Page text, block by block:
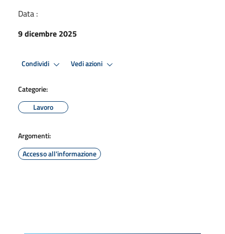
Data :
9 dicembre 2025
Condividi Vedi azioni
Categorie:
Lavoro
Argomenti:
Accesso all'informazione